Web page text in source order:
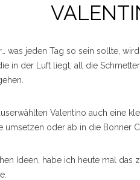
was jeden Tag so sein sollte,
in der Luft liegt, all die
Valentino auch eine
umsetzen oder ab in die Bonner
Ideen, habe ich heute mal